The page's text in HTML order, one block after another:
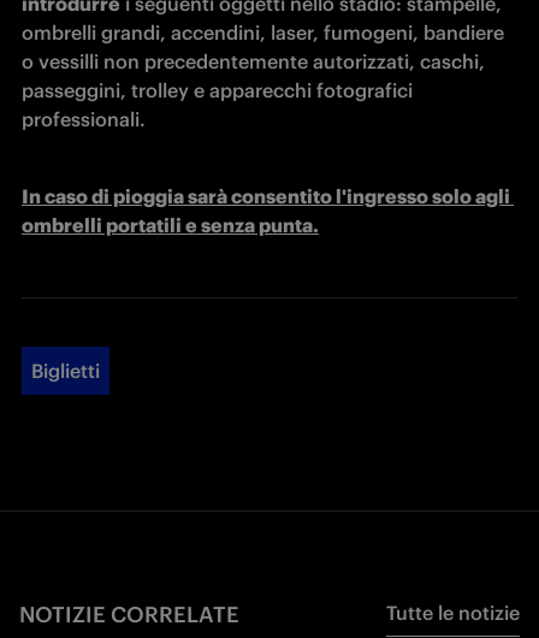
ombrelli grandi, accendini, laser, fumogeni, bandiere
o vessilli non precedentemente autorizzati, caschi,
passeggini, trolley e apparecchi fotografici
professionali.
In caso di pioggia sarà consentito l'ingresso solo agli
ombrelli portatili e senza punta.
Biglietti
NOTIZIE CORRELATE Tutte le notizie